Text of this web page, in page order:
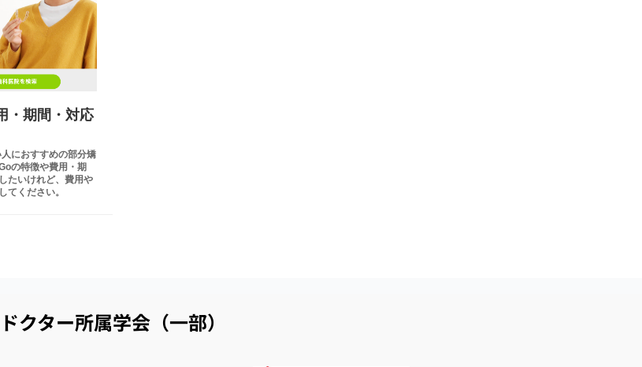
・期間・対応
におすすめの部分矯
の特徴や費用・期
たいけれど、費用や
てください。
ドクター所属学会（一部）